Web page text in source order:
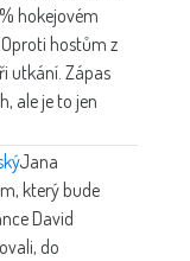
hokejovém
hostům z
utkání. Zápas
ale je to jen
Jana
který bude
David
do